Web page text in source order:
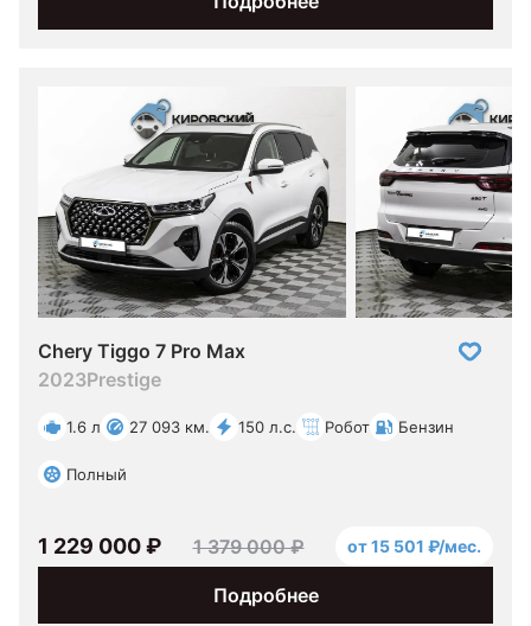
Chery Tiggo 7 Pro Max
2023Prestige
1.6 л 27 093 км. 150 л.с. Робот Бензин
Полный
Подробнее
1 229 000 ₽ 1 379 000 ₽ от 15 501 ₽/мес.